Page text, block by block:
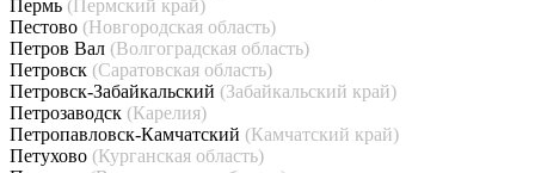
Пермь (Пермский край)
Пестово (Новгородская область)
Петров Вал (Волгоградская область)
Петровск (Саратовская область)
Петровск-Забайкальский (Забайкальский край)
Петрозаводск (Карелия)
Петропавловск-Камчатский (Камчатский край)
Петухово (Курганская область)